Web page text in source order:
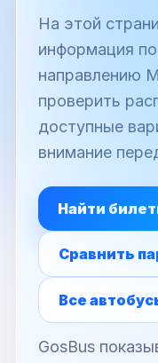
На этой
информация
направлению
проверить
доступные
внимание
Найти
Сравнить
Все
GosBus